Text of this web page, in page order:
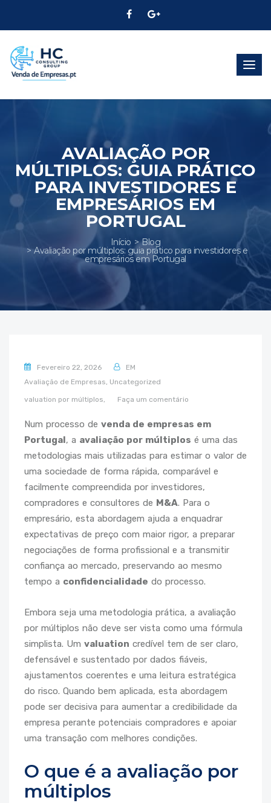
AVALIAÇÃO POR
MÚLTIPLOS: GUIA PRÁTICO
PARA INVESTIDORES E
EMPRESÁRIOS EM
PORTUGAL
Início Blog
Avaliação por múltiplos: guia prático para investidores e
empresários em Portugal
Fevereiro 22, 2026
EM
Avaliação de Empresas, Uncategorized
valuation por múltiplos, Faça um comentário
Num processo de venda de empresas em
Portugal, a avaliação por múltiplos é uma das
metodologias mais utilizadas para estimar o valor de
uma sociedade de forma rápida, comparável e
facilmente compreendida por investidores,
compradores e consultores de M&A. Para o
empresário, esta abordagem ajuda a enquadrar
expectativas de preço com maior rigor, a preparar
negociações de forma profissional e a transmitir
confiança ao mercado, preservando ao mesmo
tempo a confidencialidade do processo.
Embora seja uma metodologia prática, a avaliação
por múltiplos não deve ser vista como uma fórmula
simplista. Um valuation credível tem de ser claro,
defensável e sustentado por dados fiáveis,
ajustamentos coerentes e uma leitura estratégica
do risco. Quando bem aplicada, esta abordagem
pode ser decisiva para aumentar a credibilidade da
empresa perante potenciais compradores e apoiar
uma transação com melhores condições.
O que é a avaliação por
múltiplos